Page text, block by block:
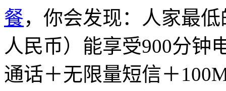
餐，你会发现：人家最
人民币）能享受900分钟
通话＋无限量短信＋